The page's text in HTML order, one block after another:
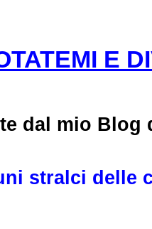
E
dal mio Blog
stralci delle